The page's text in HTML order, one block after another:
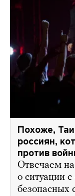
Похоже,
россиян,
против
Отвечаем
о ситуации
безопасных